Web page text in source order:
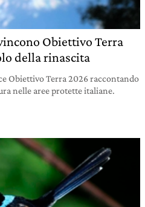
Obiettivo Terra
della rinascita
Obiettivo Terra 2026 raccontando
nelle aree protette italiane.